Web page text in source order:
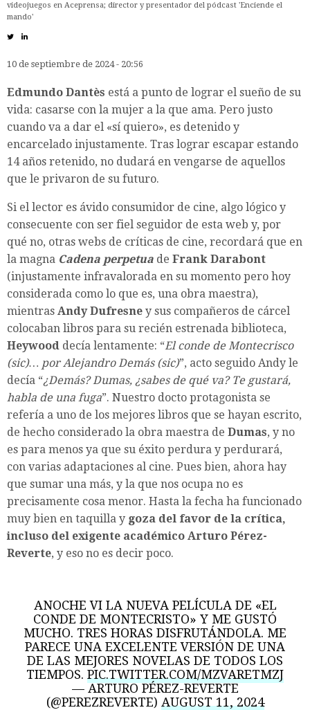
videojuegos en Aceprensa; director y presentador del pódcast 'Enciende el
mando'
10 de septiembre de 2024 - 20:56
Edmundo Dantès está a punto de lograr el sueño de su
vida: casarse con la mujer a la que ama. Pero justo
cuando va a dar el «sí quiero», es detenido y
encarcelado injustamente. Tras lograr escapar estando
14 años retenido, no dudará en vengarse de aquellos
que le privaron de su futuro.
Si el lector es ávido consumidor de cine, algo lógico y
consecuente con ser fiel seguidor de esta web y, por
qué no, otras webs de críticas de cine, recordará que en
la magna Cadena perpetua de Frank Darabont
(injustamente infravalorada en su momento pero hoy
considerada como lo que es, una obra maestra),
mientras Andy Dufresne y sus compañeros de cárcel
colocaban libros para su recién estrenada biblioteca,
Heywood decía lentamente: “El conde de Montecrisco
(sic)… por Alejandro Demás (sic)”, acto seguido Andy le
decía “¿Demás? Dumas, ¿sabes de qué va? Te gustará,
habla de una fuga”. Nuestro docto protagonista se
refería a uno de los mejores libros que se hayan escrito,
de hecho considerado la obra maestra de Dumas, y no
es para menos ya que su éxito perdura y perdurará,
con varias adaptaciones al cine. Pues bien, ahora hay
que sumar una más, y la que nos ocupa no es
precisamente cosa menor. Hasta la fecha ha funcionado
muy bien en taquilla y goza del favor de la crítica,
incluso del exigente académico Arturo Pérez-
Reverte, y eso no es decir poco.
ANOCHE VI LA NUEVA PELÍCULA DE «EL
CONDE DE MONTECRISTO» Y ME GUSTÓ
MUCHO. TRES HORAS DISFRUTÁNDOLA. ME
PARECE UNA EXCELENTE VERSIÓN DE UNA
DE LAS MEJORES NOVELAS DE TODOS LOS
TIEMPOS. PIC.TWITTER.COM/MZVARETMZJ
— ARTURO PÉREZ-REVERTE
(@PEREZREVERTE) AUGUST 11, 2024